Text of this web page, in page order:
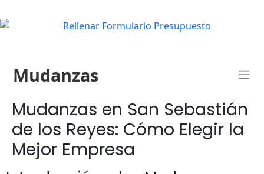
Mudanzas
Mudanzas en San Sebastián
de los Reyes: Cómo Elegir la
Mejor Empresa